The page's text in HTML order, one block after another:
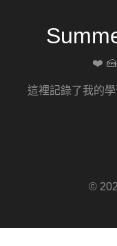
❤️ 🍰
這裡記錄了我的
©